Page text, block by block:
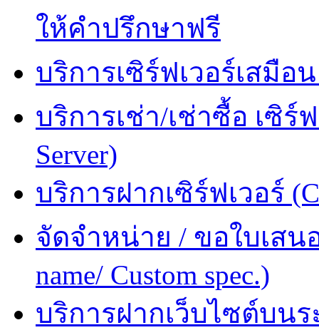
ให้คำปรึกษาฟรี
บริการเซิร์ฟเวอร์เสมือน
บริการเช่า/เช่าซื้อ เซิร์ฟ
Server)
บริการฝากเซิร์ฟเวอร์
จัดจำหน่าย / ขอใบเสนอ
name/ Custom spec.)
บริการฝากเว็บไซต์บนร